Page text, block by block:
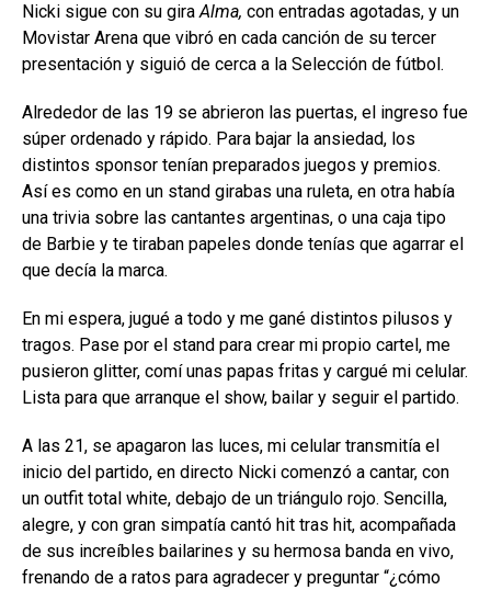
Nicki sigue con su giraAlma, con entradas agotadas, y un
Movistar Arena que vibró en cada canción de su tercer
presentación y siguió de cerca a la Selección de fútbol.
Alrededor de las 19 se abrieron las puertas, el ingreso fue
súper ordenado y rápido. Para bajar la ansiedad, los
distintos sponsor tenían preparados juegos y premios.
Así es como en un stand girabas una ruleta, en otra había
una trivia sobre las cantantes argentinas, o una caja tipo
de Barbie y te tiraban papeles donde tenías que agarrar el
que decía la marca.
En mi espera, jugué a todo y me gané distintos pilusos y
tragos. Pase por el stand para crear mi propio cartel, me
pusieron glitter, comí unas papas fritas y cargué mi celular.
Lista para que arranque el show, bailar y seguir el partido.
A las 21, se apagaron las luces, mi celular transmitía el
inicio del partido, en directo Nicki comenzó a cantar, con
un outfit total white, debajo de un triángulo rojo. Sencilla,
alegre, y con gran simpatía cantó hit tras hit, acompañada
de sus increíbles bailarines y su hermosa banda en vivo,
frenando de a ratos para agradecer y preguntar “¿cómo